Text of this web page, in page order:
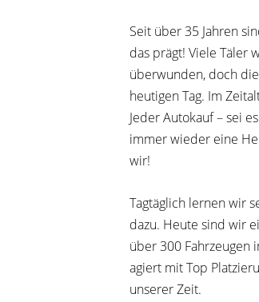
Seit über 35 Jahren
das prägt! Viele Täler
überwunden, doch
heutigen Tag. Im
Jeder Autokauf – sei
immer wieder eine
wir!
Tagtäglich lernen wir
dazu. Heute sind wir
über 300 Fahrzeugen
agiert mit Top
unserer Zeit.